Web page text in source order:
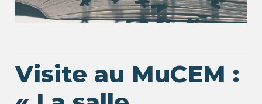
Visite au MuCEM :